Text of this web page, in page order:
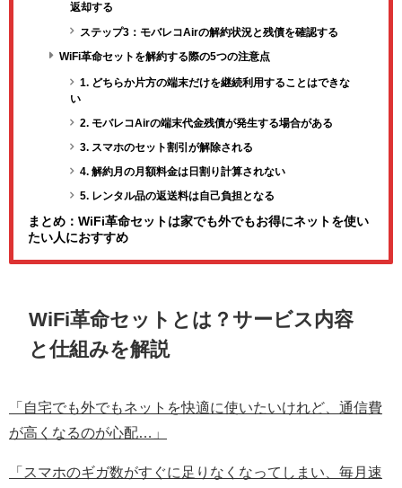
返却する
ステップ3：モバレコAirの解約状況と残債を確認する
WiFi革命セットを解約する際の5つの注意点
1. どちらか片方の端末だけを継続利用することはできな
い
2. モバレコAirの端末代金残債が発生する場合がある
3. スマホのセット割引が解除される
4. 解約月の月額料金は日割り計算されない
5. レンタル品の返送料は自己負担となる
まとめ：WiFi革命セットは家でも外でもお得にネットを使い
たい人におすすめ
WiFi革命セットとは？サービス内容
と仕組みを解説
「自宅でも外でもネットを快適に使いたいけれど、通信費
が高くなるのが心配…」
「スマホのギガ数がすぐに足りなくなってしまい、毎月速